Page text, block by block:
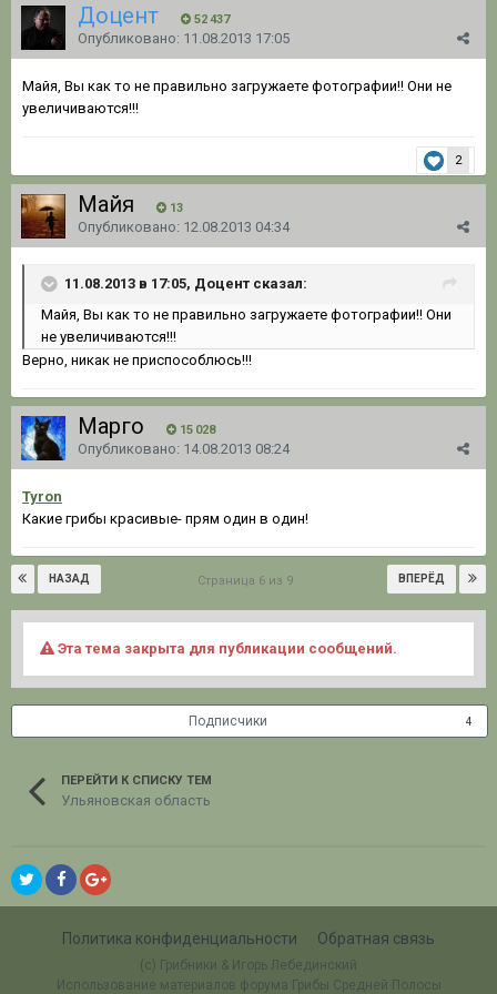
Доцент 52 437
Опубликовано: 11.08.2013 17:05
Майя, Вы как то не правильно загружаете фотографии!! Они не
увеличиваются!!!
2
Майя 13
Опубликовано: 12.08.2013 04:34
11.08.2013 в 17:05, Доцент сказал:
Майя, Вы как то не правильно загружаете фотографии!! Они
не увеличиваются!!!
Верно, никак не приспособлюсь!!!
Марго 15 028
Опубликовано: 14.08.2013 08:24
Tyron
Какие грибы красивые- прям один в один!
НАЗАД ВПЕРЁД
Страница 6 из 9
Эта тема закрыта для публикации сообщений.
Подписчики 4
ПЕРЕЙТИ К СПИСКУ ТЕМ
Ульяновская область
Политика конфиденциальности Обратная связь
(c) Грибники & Игорь Лебединский
Использование материалов форума Грибы Средней Полосы